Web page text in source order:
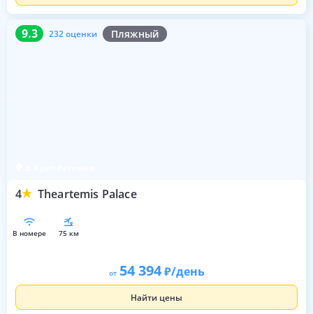
9.3 232 оценки Пляжный
4 Theartemis Palace
9.3 232 оценки
в номере 75 км
от 54 394 /день
Найти цены